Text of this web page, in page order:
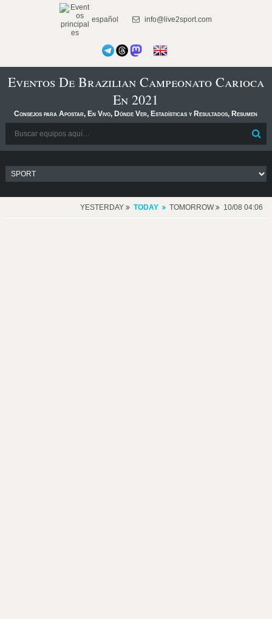
español info@live2sport.com
Eventos De Brazilian Campeonato Carioca
En 2021
Consejos para Apostar, En Vivo, Dónde Ver, Estadísticas y Resultados, Resumen
YESTERDAY TODAY TOMORROW 10/08 04:06